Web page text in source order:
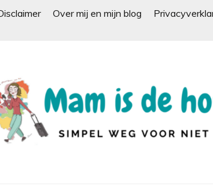
Over mij en mijn blog